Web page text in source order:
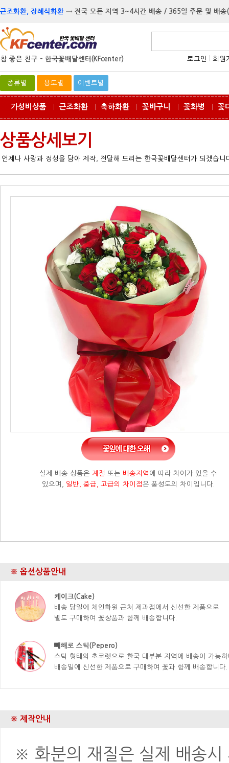
근조화환, 장례식화환 → 전국 모든 지역 3~4시간 배송 / 365일 주문 및 배
참 좋은 친구 - 한국꽃배달센터(KFcenter) 로그인 회원
종류별 용도별 이벤트별
가성비상품 근조화환 축하화환 꽃바구니 꽃화병 꽃
상품상세보기
언제나 사랑과 정성을 담아 제작, 전달해 드리는 한국꽃배달센터가 되겠습니
실제 배송 상품은 계절 또는 배송지역 에 따라 차이가 있을 수
있으며, 일반, 중급, 고급의 차이점은 풍성도의 차이입니다.
※ 옵션상품안내
케이크(Cake)
배송 당일에 체인화원 근처 제과점에서 신선한 제품으로
별도 구매하여 꽃상품과 함께 배송합니다.
빼빼로 스틱(Pepero)
스틱 형태의 초코렛으로 한국 대부분 지역에 배송이 가능
배송일에 신선한 제품으로 구매하여 꽃과 함께 배송합니다.
※ 제작안내
※ 화분의 재질은 실제 배송시